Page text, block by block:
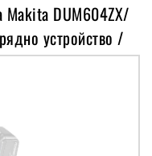
Makita DUM604ZX/
устройство /